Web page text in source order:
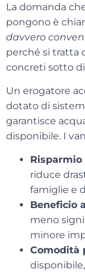
La domanda
pongono è
davvero
perché si tratta
concreti sotto
Un erogatore
dotato di
garantisce
disponibile. I
Risparmio
riduce
famiglie e
Beneficio
meno
minore
Comodità